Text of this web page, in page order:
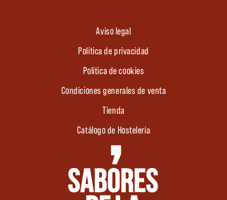
Aviso legal
Política de privacidad
Política de cookies
Condiciones generales de venta
Tienda
Catálogo de Hostelería